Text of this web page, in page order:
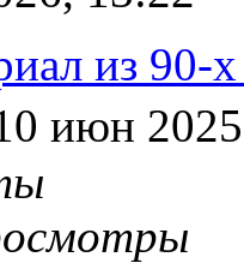
из 90-
июн